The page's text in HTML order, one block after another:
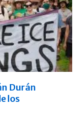
Durán
los